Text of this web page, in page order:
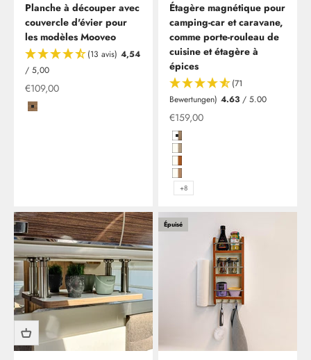
Planche à découper avec
couvercle d'évier pour
les modèles Mooveo
(13 avis) 4,54
/ 5,00
Offre
€109,00
Coffee/Carbon
Étagère magnétique pour
camping-car et caravane,
comme porte-rouleau de
cuisine et étagère à
épices
(71
Bewertungen) 4.63 / 5.00
Offre à partir de
€159,00
Hochglanzweiß in Birke
Hochglanzweiß mit Kante in
Hochglanzweiß mit Kante in
Hochglanzweiß mit Kante in
+8
Épuisé